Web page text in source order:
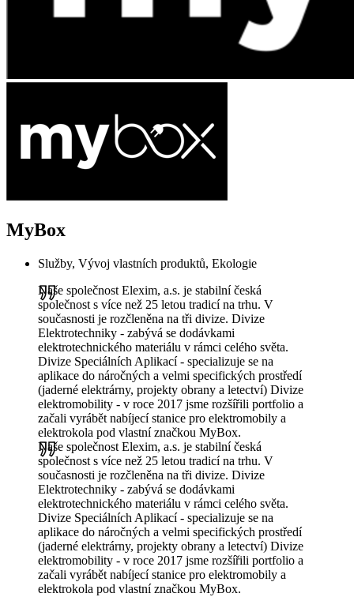
MyBox
Služby, Vývoj vlastních produktů, Ekologie
Naše společnost Elexim, a.s. je stabilní česká
společnost s více než 25 letou tradicí na trhu. V
současnosti je rozčleněna na tři divize. Divize
Elektrotechniky - zabývá se dodávkami
elektrotechnického materiálu v rámci celého světa.
Divize Speciálních Aplikací - specializuje se na
aplikace do náročných a velmi specifických prostředí
(jaderné elektrárny, projekty obrany a letectví) Divize
elektromobility - v roce 2017 jsme rozšířili portfolio a
začali vyrábět nabíjecí stanice pro elektromobily a
elektrokola pod vlastní značkou MyBox.
Naše společnost Elexim, a.s. je stabilní česká
společnost s více než 25 letou tradicí na trhu. V
současnosti je rozčleněna na tři divize. Divize
Elektrotechniky - zabývá se dodávkami
elektrotechnického materiálu v rámci celého světa.
Divize Speciálních Aplikací - specializuje se na
aplikace do náročných a velmi specifických prostředí
(jaderné elektrárny, projekty obrany a letectví) Divize
elektromobility - v roce 2017 jsme rozšířili portfolio a
začali vyrábět nabíjecí stanice pro elektromobily a
elektrokola pod vlastní značkou MyBox.